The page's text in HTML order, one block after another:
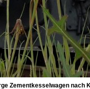
Zementkesselwagen nach